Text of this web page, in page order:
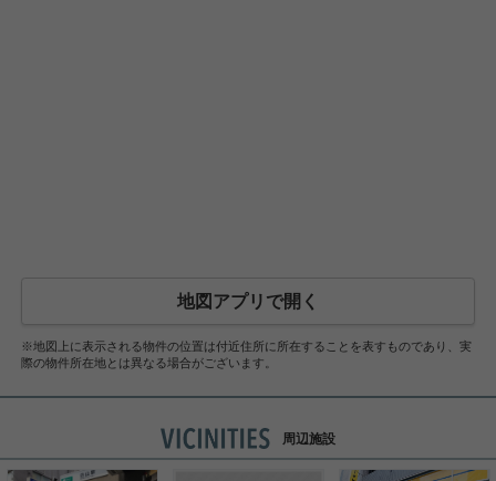
地図アプリで開く
※地図上に表示される物件の位置は付近住所に所在することを表すものであり、実
際の物件所在地とは異なる場合がございます。
周辺施設